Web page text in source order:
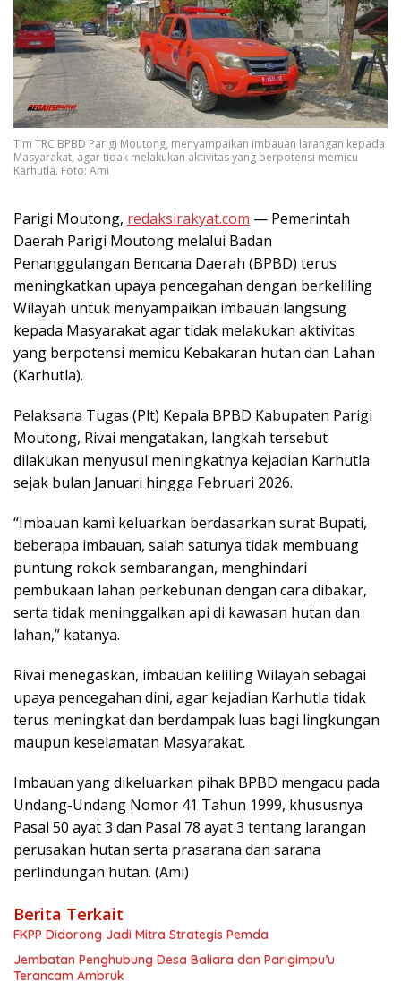
Tim TRC BPBD Parigi Moutong, menyampaikan imbauan larangan kepada
Masyarakat, agar tidak melakukan aktivitas yang berpotensi memicu
Karhutla. Foto: Ami
Parigi Moutong, redaksirakyat.com — Pemerintah
Daerah Parigi Moutong melalui Badan
Penanggulangan Bencana Daerah (BPBD) terus
meningkatkan upaya pencegahan dengan berkeliling
Wilayah untuk menyampaikan imbauan langsung
kepada Masyarakat agar tidak melakukan aktivitas
yang berpotensi memicu Kebakaran hutan dan Lahan
(Karhutla).
Pelaksana Tugas (Plt) Kepala BPBD Kabupaten Parigi
Moutong, Rivai mengatakan, langkah tersebut
dilakukan menyusul meningkatnya kejadian Karhutla
sejak bulan Januari hingga Februari 2026.
“Imbauan kami keluarkan berdasarkan surat Bupati,
beberapa imbauan, salah satunya tidak membuang
puntung rokok sembarangan, menghindari
pembukaan lahan perkebunan dengan cara dibakar,
serta tidak meninggalkan api di kawasan hutan dan
lahan,” katanya.
Rivai menegaskan, imbauan keliling Wilayah sebagai
upaya pencegahan dini, agar kejadian Karhutla tidak
terus meningkat dan berdampak luas bagi lingkungan
maupun keselamatan Masyarakat.
Imbauan yang dikeluarkan pihak BPBD mengacu pada
Undang-Undang Nomor 41 Tahun 1999, khususnya
Pasal 50 ayat 3 dan Pasal 78 ayat 3 tentang larangan
perusakan hutan serta prasarana dan sarana
perlindungan hutan. (Ami)
Berita Terkait
FKPP Didorong Jadi Mitra Strategis Pemda
Jembatan Penghubung Desa Baliara dan Parigimpu’u
Terancam Ambruk